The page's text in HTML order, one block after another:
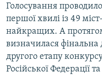
Голосування
першої хвилі із 49
найкращих. А
визначилася фінальна
другого етапу
Російської Федерації